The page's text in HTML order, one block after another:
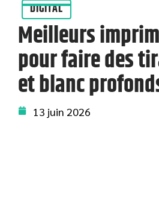
DIGITAL
Meilleurs
pour faire des
et blanc
13 juin 2026